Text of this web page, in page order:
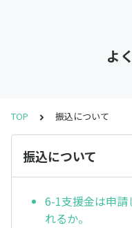
よ
TOP 振込について
振込について
6-1⽀援⾦は申請
れるか。